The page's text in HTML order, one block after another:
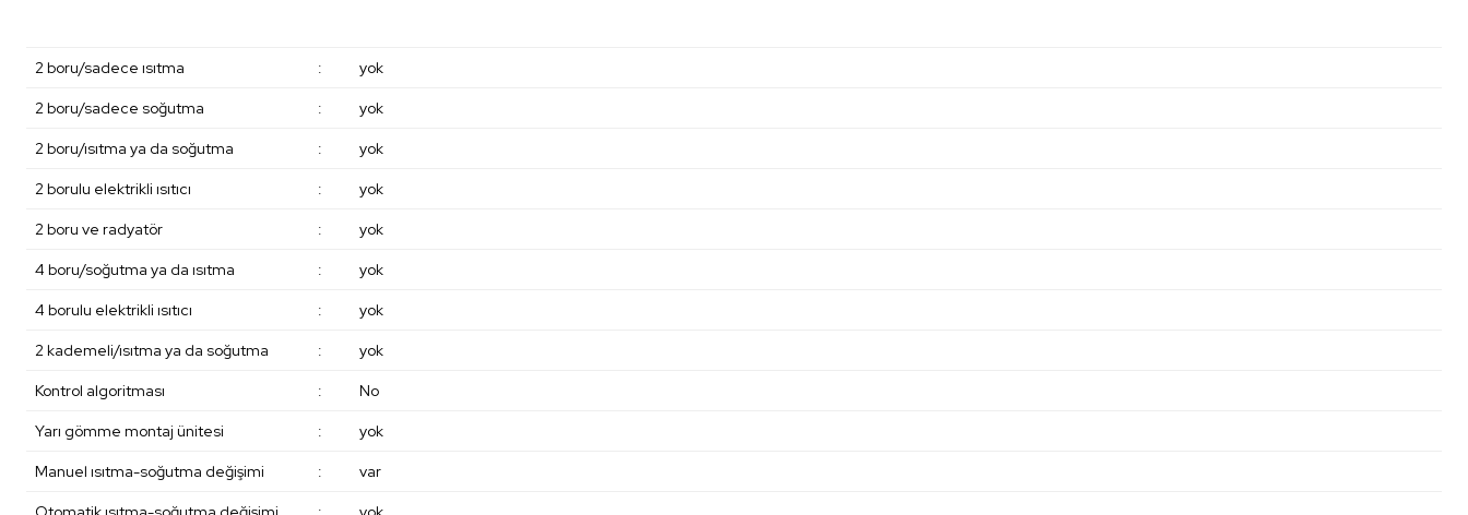
2 boru/sadece ısıtma : yok
2 boru/sadece soğutma : yok
2 boru/ısıtma ya da soğutma : yok
2 borulu elektrikli ısıtıcı : yok
2 boru ve radyatör : yok
4 boru/soğutma ya da ısıtma : yok
4 borulu elektrikli ısıtıcı : yok
2 kademeli/ısıtma ya da soğutma : yok
Kontrol algoritması : No
Yarı gömme montaj ünitesi : yok
Manuel ısıtma-soğutma değişimi : var